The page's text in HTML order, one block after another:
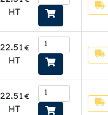
HT
22.51€
HT
22.51€
HT